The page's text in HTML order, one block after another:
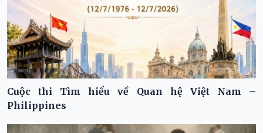
Cuộc thi Tìm hiểu về Quan hệ Việt Nam –
Philippines